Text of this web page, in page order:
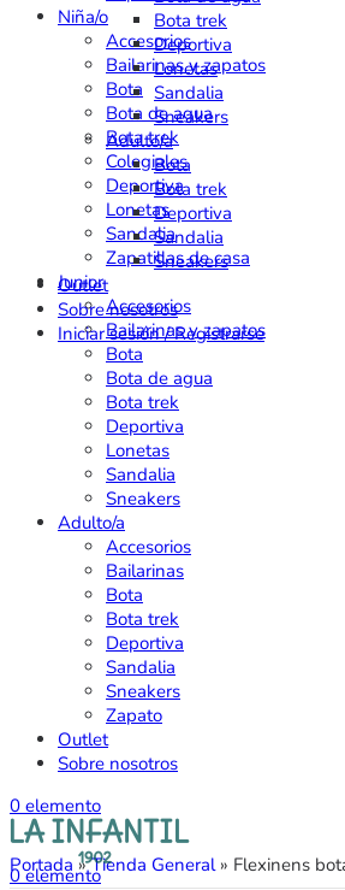
Niña/o
Accesorios
Bailarinas y zapatos
Bota
Bota de agua
Bota trek
Colegiales
Deportiva
Lonetas
Sandalia
Zapatillas de casa
Junior
Accesorios
Bailarinas y zapatos
Bota
Bota de agua
Bota trek
Deportiva
Lonetas
Sandalia
Sneakers
Adulto/a
Accesorios
Bailarinas
Bota
Bota trek
Deportiva
Sandalia
Sneakers
Zapato
Outlet
Sobre nosotros
0 elemento
0elemento
Portada »Tienda General» Flexinens
Bota trek
Deportiva
Lonetas
Sandalia
Sneakers
Adulto/a
Bota
Bota trek
Deportiva
Sandalia
Sneakers
Outlet
Sobre nosotros
Iniciar sesión / Registrarse